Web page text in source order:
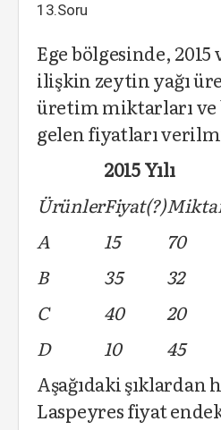
13.Soru
Ege bölgesinde, 2015
ilişkin zeytin yağı
üretim miktarları ve
gelen fiyatları
2015 Yılı
ÜrünlerFiyat(?)
A
15 70
B
35 32
C
40 20
D
10 45
Aşağıdaki şıklardan
Laspeyres fiyat